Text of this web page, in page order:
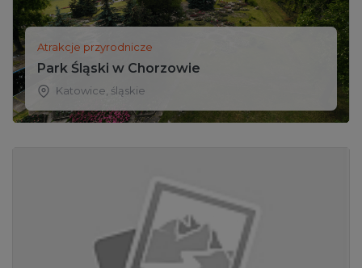
Atrakcje przyrodnicze
Park Śląski w Chorzowie
Katowice śląskie